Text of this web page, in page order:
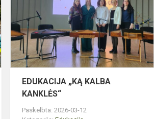
NUOTYKIAI:
NUO
KERNAVĖS
PILIAKALNIŲ
IKI
EDUKACIJA „KĄ KALBA
KANKLĖS“
Paskelbta: 2026-03-12